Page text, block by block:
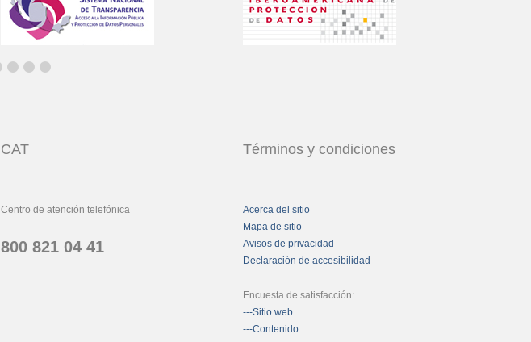
CAT
Centro de atención telefónica
800 821 04 41
Términos y condiciones
Acerca del sitio
Mapa de sitio
Avisos de privacidad
Declaración de accesibilidad
Encuesta de satisfacción:
---Sitio web
---Contenido